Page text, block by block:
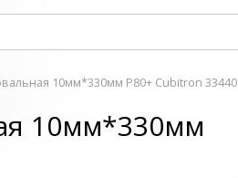
10мм*330мм Р80+ Cubitron 33440
10мм*330мм